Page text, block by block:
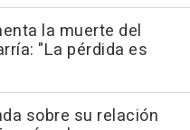
la muerte del
"La pérdida es
sobre su relación